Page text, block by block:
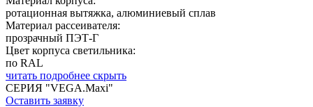
ротационная вытяжка, алюминиевый сплав
Материал рассеивателя:
прозрачный ПЭТ-Г
Цвет корпуса светильника:
по RAL
читать подробнее скрыть
CЕРИЯ "VEGA.Maxi"
Оставить заявку